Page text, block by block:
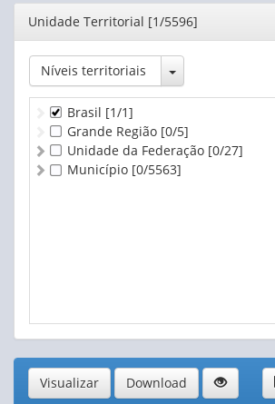
De 10.000 ha e mais
Editor
Unidade Territorial [1/5596]
Níveis territoriais Toggle Dropdown
Brasil [1/1]
Grande Região [0/5]
Unidade da Federação [0/27]
Município [0/5563]
Visualizar Download